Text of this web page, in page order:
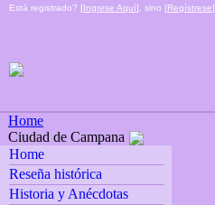
Está registrado? [Ingrese Aquí], sino [Regístrese]
Home
Ciudad de Campana
Home
Reseña histórica
Historia y Anécdotas